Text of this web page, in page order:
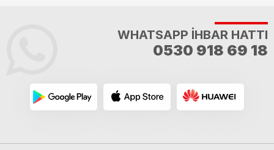
WHATSAPP İHBAR HATTI
0530 918 69 18